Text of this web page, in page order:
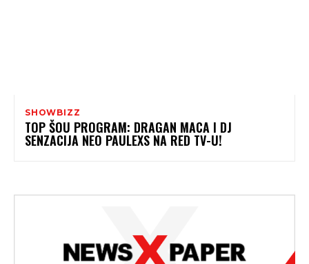
SHOWBIZZ
TOP ŠOU PROGRAM: DRAGAN MACA I DJ
SENZACIJA NEO PAULEXS NA RED TV-U!